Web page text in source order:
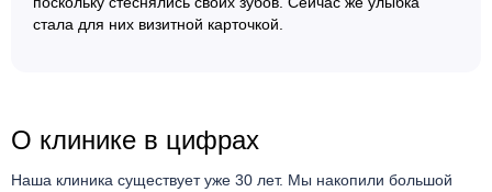
стала для них визитной карточкой.
О клинике в цифрах
Наша клиника существует уже 30 лет. Мы накопили большой